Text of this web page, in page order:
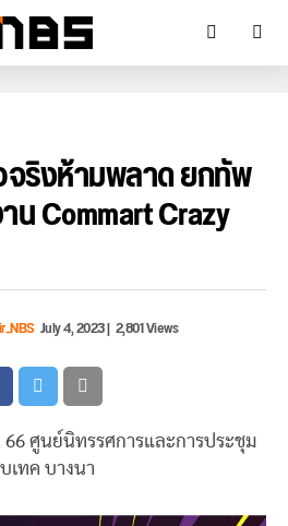
ริงห้ามพลาด ยกทัพ
น Commart Crazy
July 4, 2023| 2,801 Views
66 ศูนย์นิทรรศการและการประชุม
บเทค บางนา